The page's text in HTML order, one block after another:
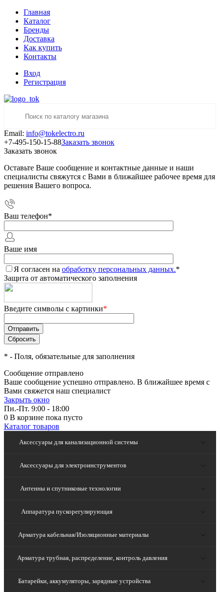
Главная
Каталог
Бренды
Доставка
Как купить
Контакты
Вход
Регистрация
Email: info@tokelectro.ru
+7-495-150-15-88Заказать звонок
Заказать звонок
Оставьте Ваше сообщение и контактные данные и наши
специалисты свяжутся с Вами в ближайшее рабочее время для
решения Вашего вопроса.
Ваш телефон*
Ваше имя
Я согласен на обработку персональных данных.*
Защита от автоматического заполнения
Введите символы с картинки*
* - Поля, обязательные для заполнения
Сообщение отправлено
Ваше сообщение успешно отправлено. В ближайшее время с
Вами свяжется наш специалист
Закрыть окно
Пн.-Пт. 9:00 - 18:00
0 В корзине пока пусто
Каталог товаров
Аксессуары для канализационной системы
Аксессуары для электроинструментов
Антенны и спутниковые технологии
Аппаратура пускорегулирующая
Арматура кабельная/Изоляционные материалы
Арматура трубная, распределение, контроль давления
Батарейки, аккумуляторы, зарядные устройства